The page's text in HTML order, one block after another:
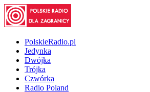
PolskieRadio.pl
Jedynka
Dwójka
Trójka
Czwórka
Radio Poland